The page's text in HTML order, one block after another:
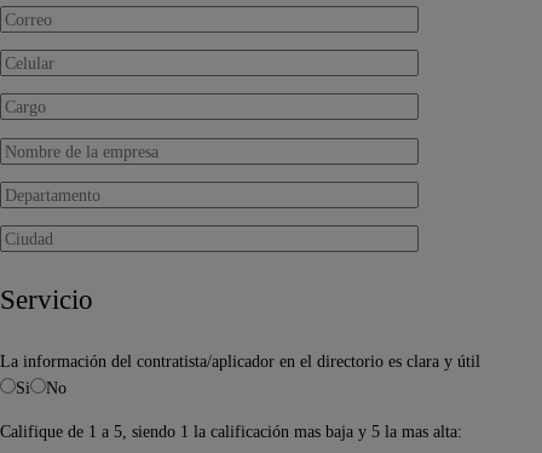
Servicio
La información del contratista/aplicador en el directorio es clara y útil
Si
No
Califique de 1 a 5, siendo 1 la calificación mas baja y 5 la mas alta: